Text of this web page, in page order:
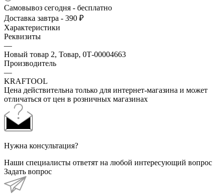
Самовывоз сегодня - бесплатно
Доставка завтра - 390 ₽
Характеристики
Реквизиты
—
Новый товар 2, Товар, 0Т-00004663
Производитель
—
KRAFTOOL
Цена действительна только для интернет-магазина и может
отличаться от цен в розничных магазинах
Нужна консультация?
Наши специалисты ответят на любой интересующий вопрос
Задать вопрос